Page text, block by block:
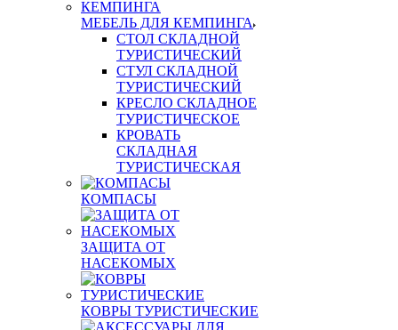
МЕБЕЛЬ ДЛЯ КЕМПИНГА
СТОЛ СКЛАДНОЙ
ТУРИСТИЧЕСКИЙ
СТУЛ СКЛАДНОЙ
ТУРИСТИЧЕСКИЙ
КРЕСЛО СКЛАДНОЕ
ТУРИСТИЧЕСКОЕ
КРОВАТЬ
СКЛАДНАЯ
ТУРИСТИЧЕСКАЯ
КОМПАСЫ
ЗАЩИТА ОТ
НАСЕКОМЫХ
КОВРЫ ТУРИСТИЧЕСКИЕ